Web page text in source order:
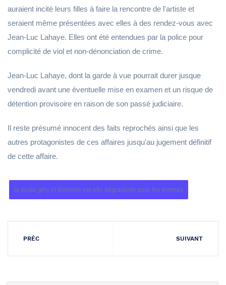
auraient incité leurs filles à faire la rencontre de l'artiste et
seraient même présentées avec elles à des rendez-vous avec
Jean-Luc Lahaye. Elles ont été entendues par la police pour
complicité de viol et non-dénonciation de crime.
Jean-Luc Lahaye, dont la garde à vue pourrait durer jusque
vendredi avant une éventuelle mise en examen et un risque de
détention provisoire en raison de son passé judiciaire.
Il reste présumé innocent des faits reprochés ainsi que les
autres protagonistes de ces affaires jusqu'au jugement définitif
de cette affaire.
la mode girly et féminine est-elle dégradante pour les femmes
PRÉC SUIVANT